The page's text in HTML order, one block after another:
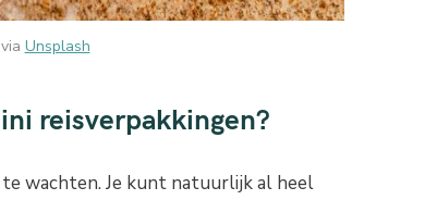
Unsplash
reisverpakkingen?
wachten. Je kunt natuurlijk al heel